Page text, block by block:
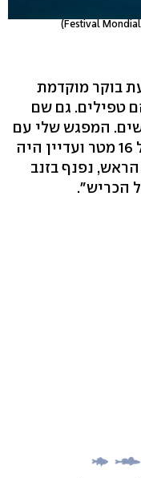
בוקר מוקדמת
טפילים. גם שם
המפגש שלי עם
הכריש היה בדרך לאתר בעומק של 16 מטר ועדיין היה
נפנף בזנב
הכריש".